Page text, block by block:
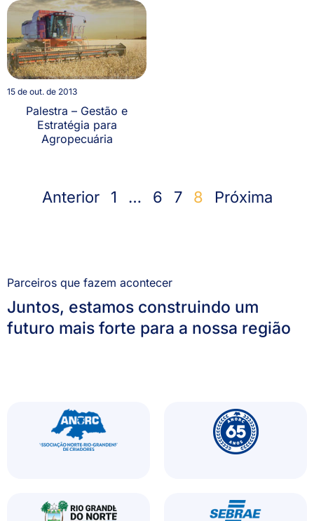
15 de out. de 2013
Palestra – Gestão e
Estratégia para
Agropecuária
Anterior 1 … 6 7 8 Próxima
Parceiros que fazem acontecer
Juntos, estamos construindo um
futuro mais forte para a nossa região